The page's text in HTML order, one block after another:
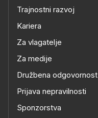
Trajnostni razvoj
Kariera
Za vlagatelje
Za medije
Družbena odgovornost
Prijava nepravilnosti
Sponzorstva